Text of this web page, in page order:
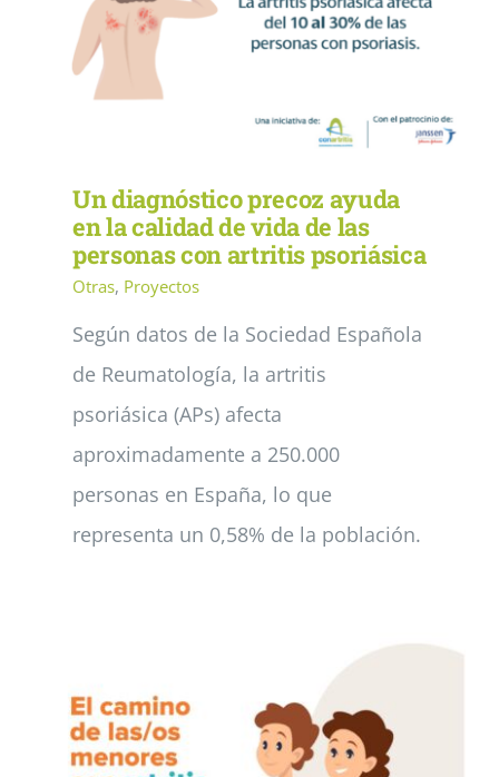
Un diagnóstico precoz ayuda
en la calidad de vida de las
personas con artritis psoriásica
Otras, Proyectos
Según datos de la Sociedad Española
de Reumatología, la artritis
psoriásica (APs) afecta
aproximadamente a 250.000
personas en España, lo que
representa un 0,58% de la población.